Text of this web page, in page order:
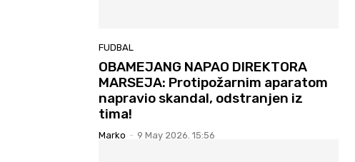
FUDBAL
OBAMEJANG NAPAO DIREKTORA
MARSEJA: Protipožarnim aparatom
napravio skandal, odstranjen iz
tima!
Marko - 9 May 2026. 15:56